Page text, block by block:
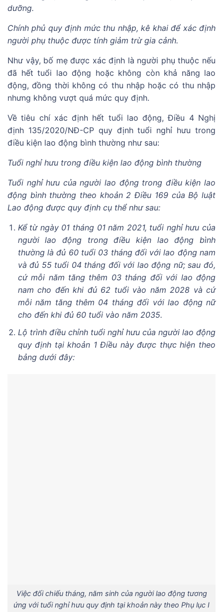
dưỡng.
Chính phủ quy định mức thu nhập, kê khai để xác định
người phụ thuộc được tính giảm trừ gia cảnh.
Như vậy, bố mẹ được xác định là người phụ thuộc nếu
đã hết tuổi lao động hoặc không còn khả năng lao
động, đồng thời không có thu nhập hoặc có thu nhập
nhưng không vượt quá mức quy định.
Về tiêu chí xác định hết tuổi lao động, Điều 4 Nghị
định 135/2020/NĐ-CP quy định tuổi nghỉ hưu trong
điều kiện lao động bình thường như sau:
Tuổi nghỉ hưu trong điều kiện lao động bình thường
Tuổi nghỉ hưu của người lao động trong điều kiện lao
động bình thường theo khoản 2 Điều 169 của Bộ luật
Lao động được quy định cụ thể như sau:
Kể từ ngày 01 tháng 01 năm 2021, tuổi nghỉ hưu của
người lao động trong điều kiện lao động bình
thường là đủ 60 tuổi 03 tháng đối với lao động nam
và đủ 55 tuổi 04 tháng đối với lao động nữ; sau đó,
cứ mỗi năm tăng thêm 03 tháng đối với lao động
nam cho đến khi đủ 62 tuổi vào năm 2028 và cứ
mỗi năm tăng thêm 04 tháng đối với lao động nữ
cho đến khi đủ 60 tuổi vào năm 2035.
Lộ trình điều chỉnh tuổi nghỉ hưu của người lao động
quy định tại khoản 1 Điều này được thực hiện theo
bảng dưới đây:
Việc đối chiếu tháng, năm sinh của người lao động tương
ứng với tuổi nghỉ hưu quy định tại khoản này theo Phụ lục I